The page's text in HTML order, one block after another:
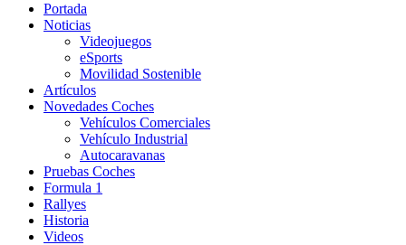
Portada
Noticias
Videojuegos
eSports
Movilidad Sostenible
Artículos
Novedades Coches
Vehículos Comerciales
Vehículo Industrial
Autocaravanas
Pruebas Coches
Formula 1
Rallyes
Historia
Videos